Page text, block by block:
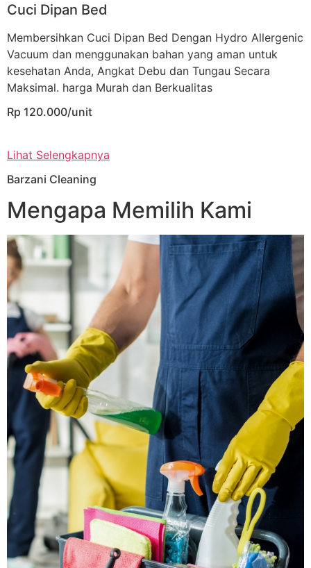
Cuci Dipan Bed
Membersihkan Cuci Dipan Bed Dengan Hydro Allergenic
Vacuum dan menggunakan bahan yang aman untuk
kesehatan Anda, Angkat Debu dan Tungau Secara
Maksimal. harga Murah dan Berkualitas
Rp 120.000/unit
Lihat Selengkapnya
Barzani Cleaning
Mengapa Memilih Kami